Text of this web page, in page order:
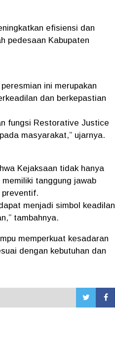
efisiensi dan
pedesaan Kabupaten
ini merupakan
dan berkepastian
fungsi Restorative Justice
masyarakat,” ujarnya.
Kejaksaan tidak hanya
tanggung jawab
preventif.
menjadi simbol keadilan
tambahnya.
memperkuat kesadaran
dengan kebutuhan dan